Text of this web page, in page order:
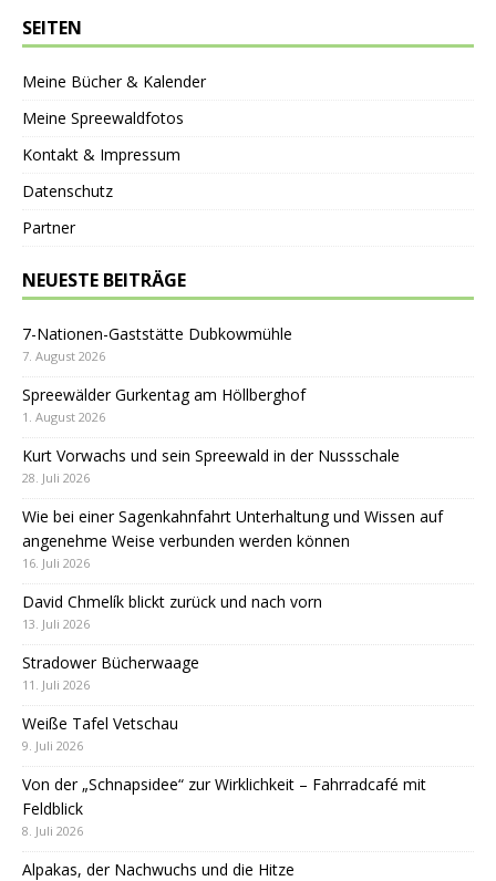
SEITEN
Meine Bücher & Kalender
Meine Spreewaldfotos
Kontakt & Impressum
Datenschutz
Partner
NEUESTE BEITRÄGE
7-Nationen-Gaststätte Dubkowmühle
7. August 2026
Spreewälder Gurkentag am Höllberghof
1. August 2026
Kurt Vorwachs und sein Spreewald in der Nussschale
28. Juli 2026
Wie bei einer Sagenkahnfahrt Unterhaltung und Wissen auf
angenehme Weise verbunden werden können
16. Juli 2026
David Chmelík blickt zurück und nach vorn
13. Juli 2026
Stradower Bücherwaage
11. Juli 2026
Weiße Tafel Vetschau
9. Juli 2026
Von der „Schnapsidee“ zur Wirklichkeit – Fahrradcafé mit
Feldblick
8. Juli 2026
Alpakas, der Nachwuchs und die Hitze